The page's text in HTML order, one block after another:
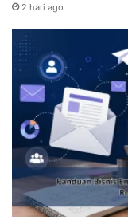
2 hari ago